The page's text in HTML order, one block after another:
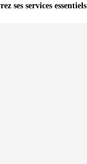
ses services essentiels